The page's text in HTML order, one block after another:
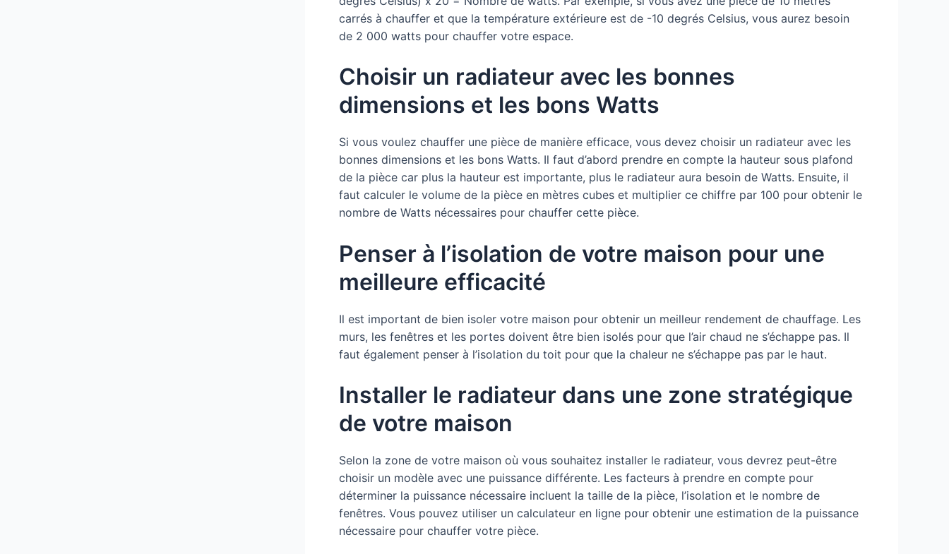
carrés à chauffer et que la température extérieure est de -10 degrés Celsius, vous aurez besoin
de 2 000 watts pour chauffer votre espace.
Choisir un radiateur avec les bonnes
dimensions et les bons Watts
Si vous voulez chauffer une pièce de manière efficace, vous devez choisir un radiateur avec les
bonnes dimensions et les bons Watts. Il faut d’abord prendre en compte la hauteur sous plafond
de la pièce car plus la hauteur est importante, plus le radiateur aura besoin de Watts. Ensuite, il
faut calculer le volume de la pièce en mètres cubes et multiplier ce chiffre par 100 pour obtenir le
nombre de Watts nécessaires pour chauffer cette pièce.
Penser à l’isolation de votre maison pour une
meilleure efficacité
Il est important de bien isoler votre maison pour obtenir un meilleur rendement de chauffage. Les
murs, les fenêtres et les portes doivent être bien isolés pour que l’air chaud ne s’échappe pas. Il
faut également penser à l’isolation du toit pour que la chaleur ne s’échappe pas par le haut.
Installer le radiateur dans une zone stratégique
de votre maison
Selon la zone de votre maison où vous souhaitez installer le radiateur, vous devrez peut-être
choisir un modèle avec une puissance différente. Les facteurs à prendre en compte pour
déterminer la puissance nécessaire incluent la taille de la pièce, l’isolation et le nombre de
fenêtres. Vous pouvez utiliser un calculateur en ligne pour obtenir une estimation de la puissance
nécessaire pour chauffer votre pièce.